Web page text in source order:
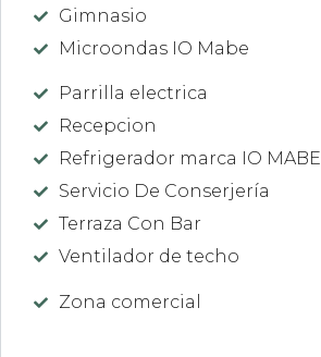
Gimnasio
Microondas IO Mabe
Parrilla electrica
Recepcion
Refrigerador marca IO MABE
Servicio De Conserjería
Terraza Con Bar
Ventilador de techo
Zona comercial